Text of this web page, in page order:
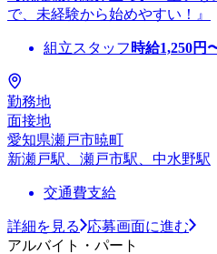
で、未経験から始めやすい！』
組立スタッフ 時給1,250円
勤務地
面接地
愛知県瀬戸市暁町
新瀬戸駅、瀬戸市駅、中水野駅
交通費支給
詳細を見る
応募画面に進む
アルバイト・パート